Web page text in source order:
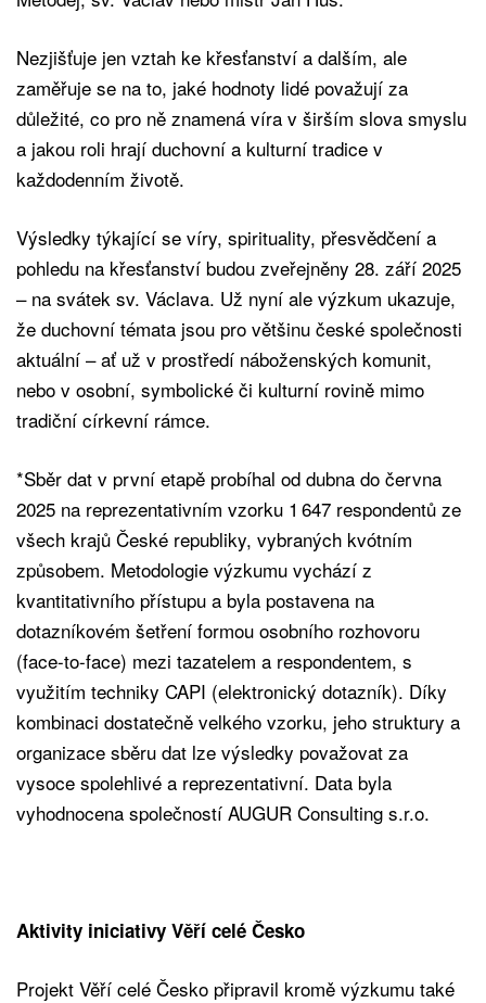
Nezjišťuje jen vztah ke křesťanství a dalším, ale
zaměřuje se na to, jaké hodnoty lidé považují za
důležité, co pro ně znamená víra v širším slova smyslu
a jakou roli hrají duchovní a kulturní tradice v
každodenním životě.
Výsledky týkající se víry, spirituality, přesvědčení a
pohledu na křesťanství budou zveřejněny 28. září 2025
– na svátek sv. Václava. Už nyní ale výzkum ukazuje,
že duchovní témata jsou pro většinu české společnosti
aktuální – ať už v prostředí náboženských komunit,
nebo v osobní, symbolické či kulturní rovině mimo
tradiční církevní rámce.
*Sběr dat v první etapě probíhal od dubna do června
2025 na reprezentativním vzorku 1 647 respondentů ze
všech krajů České republiky, vybraných kvótním
způsobem. Metodologie výzkumu vychází z
kvantitativního přístupu a byla postavena na
dotazníkovém šetření formou osobního rozhovoru
(face-to-face) mezi tazatelem a respondentem, s
využitím techniky CAPI (elektronický dotazník). Díky
kombinaci dostatečně velkého vzorku, jeho struktury a
organizace sběru dat lze výsledky považovat za
vysoce spolehlivé a reprezentativní. Data byla
vyhodnocena společností AUGUR Consulting s.r.o.
Aktivity iniciativy Věří celé Česko
Projekt Věří celé Česko připravil kromě výzkumu také